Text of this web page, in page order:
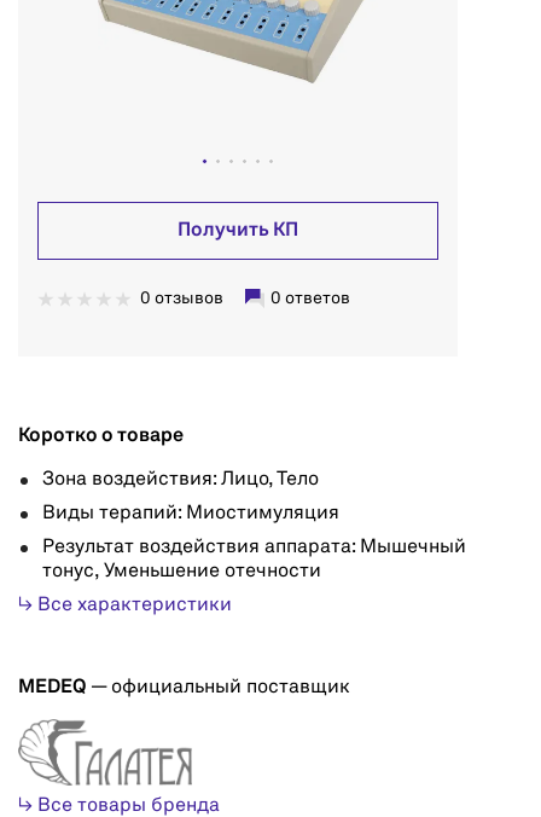
Получить КП
0 отзывов 0 ответов
Коротко о товаре
Зона воздействия: Лицо, Тело
Виды терапий: Миостимуляция
Результат воздействия аппарата: Мышечный
тонус, Уменьшение отечности
↳ Все характеристики
MEDEQ — официальный поставщик
↳ Все товары бренда